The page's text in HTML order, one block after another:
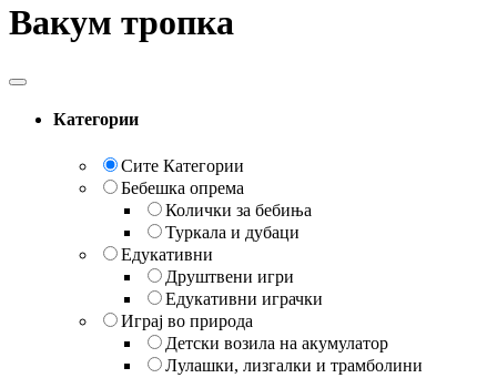
Вакум тропка
Категории
Сите Категории
Бебешка опрема
Колички за бебиња
Туркала и дубаци
Едукативни
Друштвени игри
Едукативни играчки
Играј во природа
Детски возила на акумулатор
Лулашки, лизгалки и трамболини